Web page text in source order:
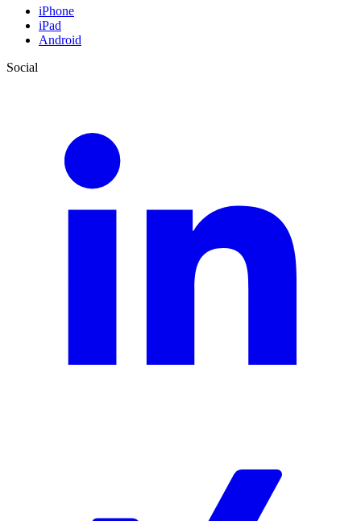
iPhone
iPad
Android
Social